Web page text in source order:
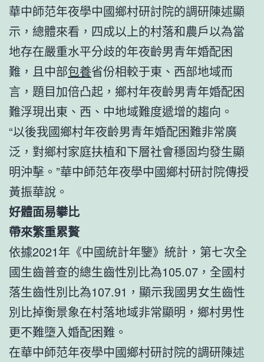
華中師范年夜學中國鄉村研討院的調研陳述顯
示，總體來看，四成以上的村落和農戶以為當
地存在嚴重水平分歧的年夜齡男青年婚配困
難，且中部包養省份相較于東、西部地域而
言，題目加倍凸起，鄉村年夜齡男青年婚配困
難浮現出東、西、中地域難度遞增的趨向。
“以後我國鄉村年夜齡男青年婚配困難非常廣
泛，對鄉村家庭扶植和下層社會穩固均發生顯
明沖擊。”華中師范年夜學中國鄉村研討院傳授
黃振華說。
好體面易攀比
帶來繁重累贅
依據2021年《中國統計年鑒》統計，第七次全
國生齒普查的總生齒性別比為105.07，全國村
落生齒性別比為107.91，顯示我國男女生齒性
別比掉衡景象在村落地域非常顯明，鄉村男性
更不難墮入婚配困難。
在華中師范年夜學中國鄉村研討院的調研陳述